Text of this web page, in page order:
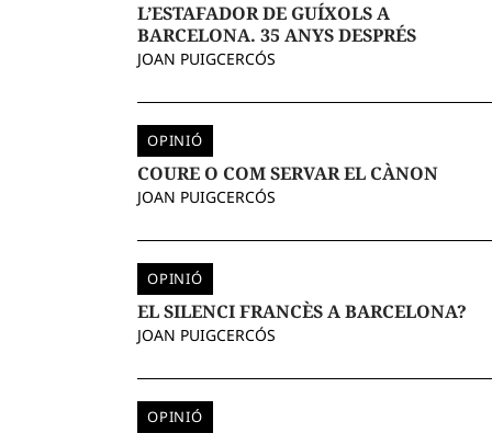
L’ESTAFADOR DE GUÍXOLS A
BARCELONA. 35 ANYS DESPRÉS
JOAN PUIGCERCÓS
OPINIÓ
COURE O COM SERVAR EL CÀNON
JOAN PUIGCERCÓS
OPINIÓ
EL SILENCI FRANCÈS A BARCELONA?
JOAN PUIGCERCÓS
OPINIÓ